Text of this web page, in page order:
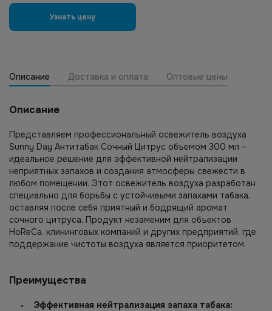
Узнать цену
Описание Доставка и оплата Оптовые цены
Описание
Представляем профессиональный освежитель воздуха
Sunny Day Антитабак Сочный Цитрус объемом 300 мл –
идеальное решение для эффективной нейтрализации
неприятных запахов и создания атмосферы свежести в
любом помещении. Этот освежитель воздуха разработан
специально для борьбы с устойчивыми запахами табака,
оставляя после себя приятный и бодрящий аромат
сочного цитруса. Продукт незаменим для объектов
HoReCa, клининговых компаний и других предприятий, где
поддержание чистоты воздуха является приоритетом.
Преимущества
Эффективная нейтрализация запаха табака: